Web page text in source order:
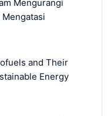
Mengurangi
and Their
Energy